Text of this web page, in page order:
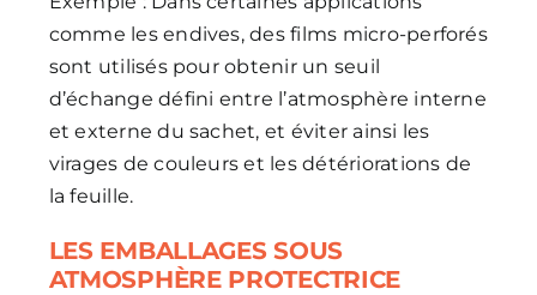
comme les endives, des films micro-perforés
sont utilisés pour obtenir un seuil
d’échange défini entre l’atmosphère interne
et externe du sachet, et éviter ainsi les
virages de couleurs et les détériorations de
la feuille.
LES EMBALLAGES SOUS
ATMOSPHÈRE PROTECTRICE